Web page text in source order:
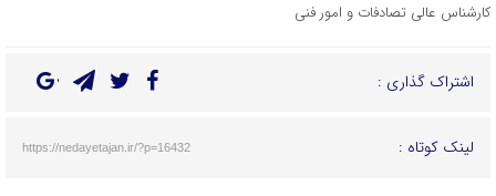
کارشناس عالی تصادفات و امور فنی
اشتراک گذاری :
لینک کوتاه : https://nedayetajan.ir/?p=16432